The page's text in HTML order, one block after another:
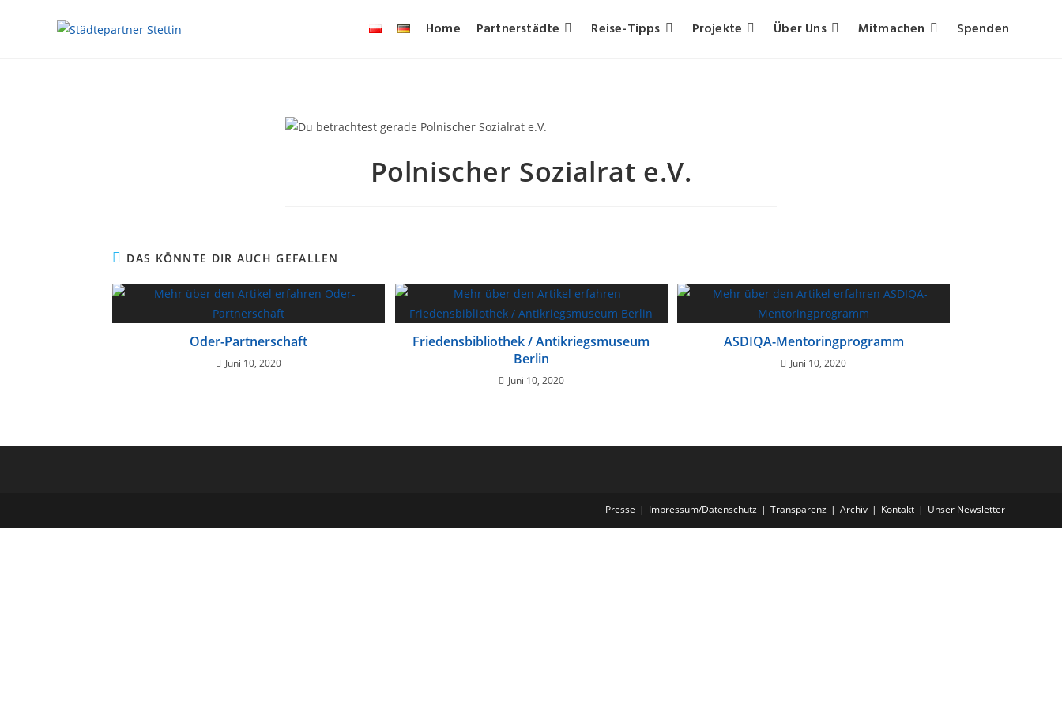
Home Partnerstädte Reise-Tipps Projekte Über Uns Mitmachen Spenden
Polnischer Sozialrat e.V.
DAS KÖNNTE DIR AUCH GEFALLEN
Oder-Partnerschaft
Juni 10, 2020
Friedensbibliothek / Antikriegsmuseum
Berlin
Juni 10, 2020
ASDIQA-Mentoringprogramm
Juni 10, 2020
Presse Impressum/Datenschutz Transparenz Archiv Kontakt Unser Newsletter